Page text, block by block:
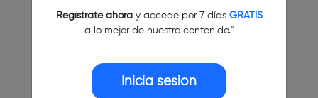
Regístrate ahoray accede por 7 días GRATIS
a lo mejor de nuestro contenido."
Inicia sesión